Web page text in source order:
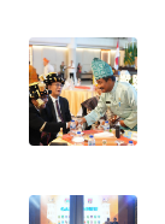
WN
JATENG
NUSANTARA